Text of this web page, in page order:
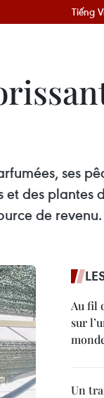
Tiếng
ses
des plantes
de revenu.
Au fil
sur
Un